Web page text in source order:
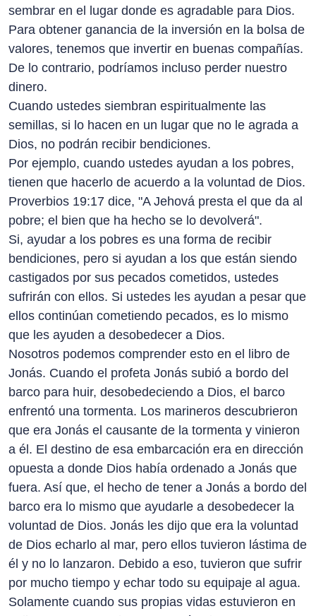
sembrar en el lugar donde es agradable para Dios.
Para obtener ganancia de la inversión en la bolsa de
valores, tenemos que invertir en buenas compañías.
De lo contrario, podríamos incluso perder nuestro
dinero.
Cuando ustedes siembran espiritualmente las
semillas, si lo hacen en un lugar que no le agrada a
Dios, no podrán recibir bendiciones.
Por ejemplo, cuando ustedes ayudan a los pobres,
tienen que hacerlo de acuerdo a la voluntad de Dios.
Proverbios 19:17 dice, "A Jehová presta el que da al
pobre; el bien que ha hecho se lo devolverá".
Si, ayudar a los pobres es una forma de recibir
bendiciones, pero si ayudan a los que están siendo
castigados por sus pecados cometidos, ustedes
sufrirán con ellos. Si ustedes les ayudan a pesar que
ellos continúan cometiendo pecados, es lo mismo
que les ayuden a desobedecer a Dios.
Nosotros podemos comprender esto en el libro de
Jonás. Cuando el profeta Jonás subió a bordo del
barco para huir, desobedeciendo a Dios, el barco
enfrentó una tormenta. Los marineros descubrieron
que era Jonás el causante de la tormenta y vinieron
a él. El destino de esa embarcación era en dirección
opuesta a donde Dios había ordenado a Jonás que
fuera. Así que, el hecho de tener a Jonás a bordo del
barco era lo mismo que ayudarle a desobedecer la
voluntad de Dios. Jonás les dijo que era la voluntad
de Dios echarlo al mar, pero ellos tuvieron lástima de
él y no lo lanzaron. Debido a eso, tuvieron que sufrir
por mucho tiempo y echar todo su equipaje al agua.
Solamente cuando sus propias vidas estuvieron en